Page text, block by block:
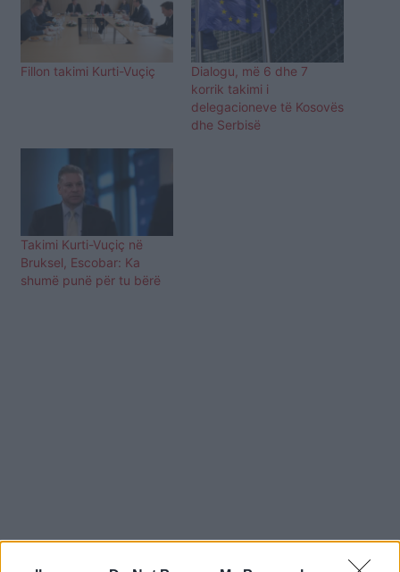
Fillon takimi Kurti-Vuçiç
Dialogu, më 6 dhe 7
korrik takimi i
delegacioneve të Kosovës
dhe Serbisë
Takimi Kurti-Vuçiç në
Bruksel, Escobar: Ka
shumë punë për tu bërë